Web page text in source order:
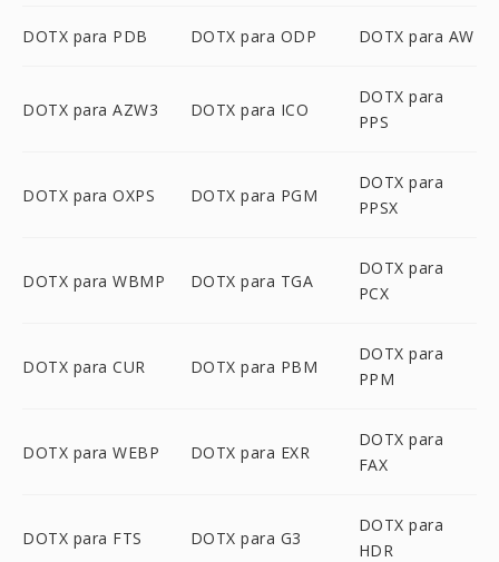
DOTX para PDB DOTX para ODP DOTX para AW
DOTX para AZW3 DOTX para ICO
DOTX para
PPS
DOTX para OXPS DOTX para PGM
DOTX para
PPSX
DOTX para WBMP DOTX para TGA
DOTX para
PCX
DOTX para CUR DOTX para PBM
DOTX para
PPM
DOTX para WEBP DOTX para EXR
DOTX para
FAX
DOTX para FTS DOTX para G3
DOTX para
HDR